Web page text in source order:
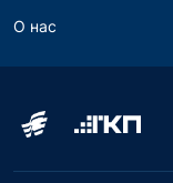
О нас